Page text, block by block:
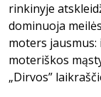
rinkinyje
dominuoja
moters jausmus:
moteriškos
„Dirvos”